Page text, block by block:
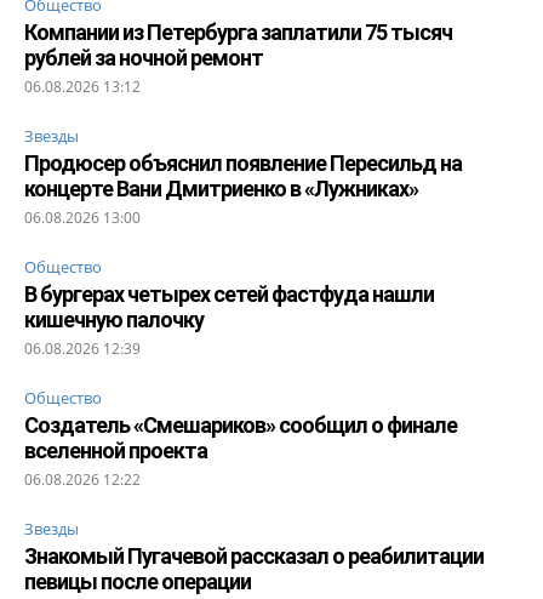
Общество
Компании из Петербурга заплатили 75 тысяч
рублей за ночной ремонт
06.08.2026 13:12
Звезды
Продюсер объяснил появление Пересильд на
концерте Вани Дмитриенко в «Лужниках»
06.08.2026 13:00
Общество
В бургерах четырех сетей фастфуда нашли
кишечную палочку
06.08.2026 12:39
Общество
Создатель «Смешариков» сообщил о финале
вселенной проекта
06.08.2026 12:22
Звезды
Знакомый Пугачевой рассказал о реабилитации
певицы после операции